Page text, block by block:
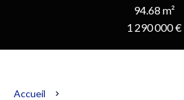
94.68 m²
1 290 000 €
Accueil